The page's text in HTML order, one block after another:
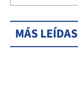
MÁS LEÍDAS